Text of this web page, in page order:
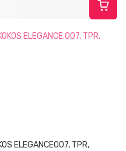
ELEGANCE007, TPR,